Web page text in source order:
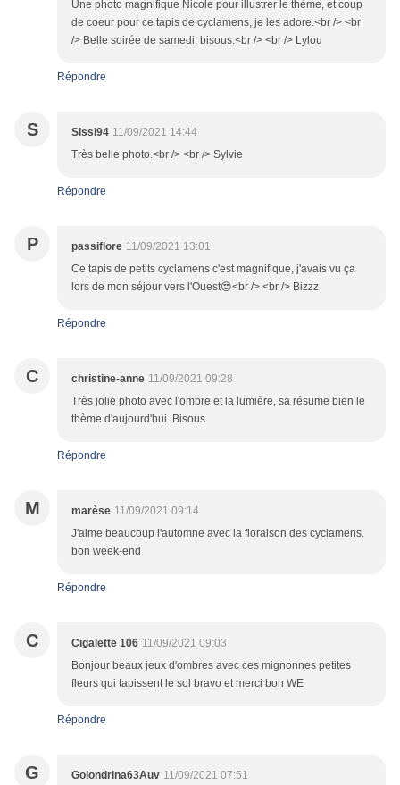
Une photo magnifique Nicole pour illustrer le thème, et coup
de coeur pour ce tapis de cyclamens, je les adore.<br /> <br
/> Belle soirée de samedi, bisous.<br /> <br /> Lylou
Répondre
S Sissi94 11/09/2021 14:44
Très belle photo.<br /> <br /> Sylvie
Répondre
P passiflore 11/09/2021 13:01
Ce tapis de petits cyclamens c'est magnifique, j'avais vu ça
lors de mon séjour vers l'Ouest😍<br /> <br /> Bizzz
Répondre
C christine-anne 11/09/2021 09:28
Très jolie photo avec l'ombre et la lumière, sa résume bien le
thème d'aujourd'hui. Bisous
Répondre
M marèse 11/09/2021 09:14
J'aime beaucoup l'automne avec la floraison des cyclamens.
bon week-end
Répondre
C Cigalette 106 11/09/2021 09:03
Bonjour beaux jeux d'ombres avec ces mignonnes petites
fleurs qui tapissent le sol bravo et merci bon WE
Répondre
G Golondrina63Auv 11/09/2021 07:51